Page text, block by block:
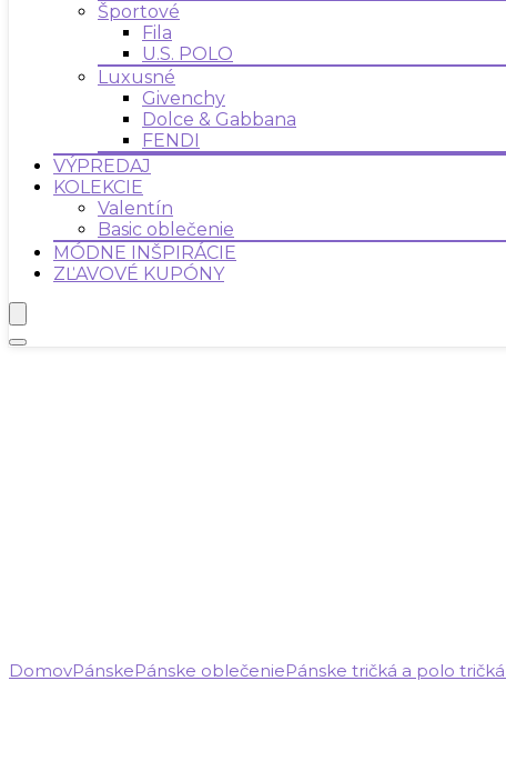
Športové
Fila
U.S. POLO
Luxusné
Givenchy
Dolce & Gabbana
FENDI
VÝPREDAJ
KOLEKCIE
Valentín
Basic oblečenie
MÓDNE INŠPIRÁCIE
ZĽAVOVÉ KUPÓNY
DomovPánskePánske oblečeniePánske tričká a polo tričká